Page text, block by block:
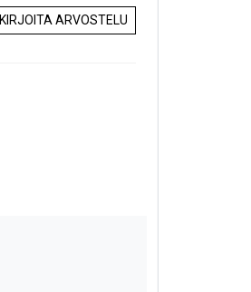
KIRJOITA ARVOSTELU